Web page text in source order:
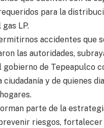
para la
LP.
accidentes que
las autoridades,
gobierno de Tepeapulco
y de quienes
parte de la
riesgos, fortalecer